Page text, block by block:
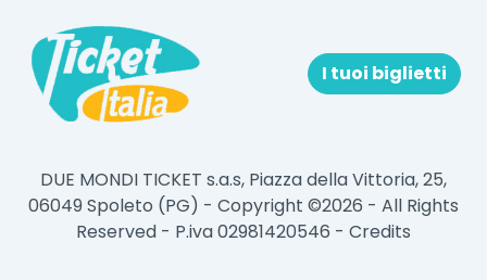
I tuoi biglietti
DUE MONDI TICKET s.a.s, Piazza della Vittoria, 25,
06049 Spoleto (PG) - Copyright ©2026 - All Rights
Reserved - P.iva 02981420546 - Credits